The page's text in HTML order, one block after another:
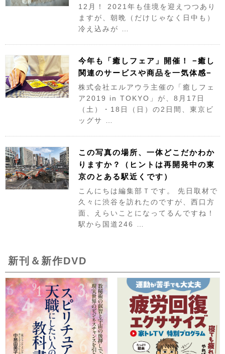
12月！ 2021年も佳境を迎えつつあり
ますが、朝晩（だけじゃなく日中も）
冷え込みが …
今年も「癒しフェア」開催！ −癒し
関連のサービスや商品を一気体感−
株式会社エルアウラ主催の「癒しフェ
ア2019 in TOKYO」が、8月17日
（土）・18日（日）の2日間、東京ビ
ッグサ …
この写真の場所、一体どこだかわか
りますか？（ヒントは再開発中の東
京のとある駅近くです）
こんにちは編集部Ｔです。 先日取材で
久々に渋谷を訪れたのですが、西口方
面、えらいことになってるんですね！
駅から国道246 …
新刊＆新作DVD